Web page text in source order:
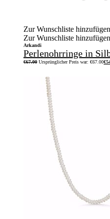
Zur Wunschliste hinzufügen
Zur Wunschliste hinzufügen
Arkandi
Perlenohrringe in
€67.00 Ursprünglicher Preis war: €67.00€